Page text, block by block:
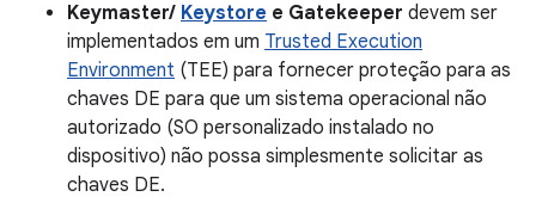
Keymaster/ Keystore e Gatekeeper devem ser
implementados em um Trusted Execution
Environment (TEE) para fornecer proteção para as
chaves DE para que um sistema operacional não
autorizado (SO personalizado instalado no
dispositivo) não possa simplesmente solicitar as
chaves DE.